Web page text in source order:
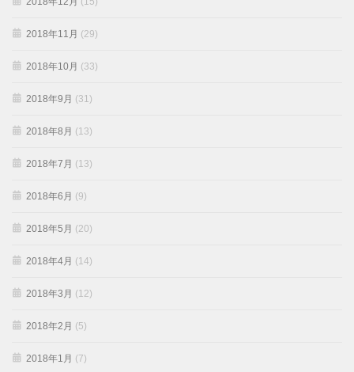
2018年11月 (29)
2018年10月 (33)
2018年9月 (31)
2018年8月 (13)
2018年7月 (13)
2018年6月 (9)
2018年5月 (20)
2018年4月 (14)
2018年3月 (12)
2018年2月 (5)
2018年1月 (7)